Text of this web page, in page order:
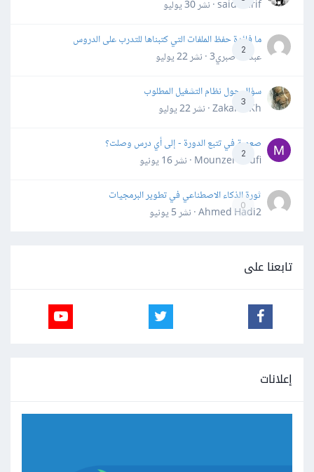
said darif · نشر
30 يوليو
2
ما فائدة حفظ الملفات التي كتبناها للتدرب على الدروس
عبدالله صبري3 · نشر
22 يوليو
3
سؤال حول نظام التشغيل المطلوب
Zakaria Kh · نشر
22 يوليو
2
صعوبة في تتبع الدورة - إلى أي درس وصلت؟
Mounzer Soufi · نشر
16 يونيو
0
ثورة الذكاء الاصطناعي في تطوير البرمجيات
Ahmed Hadi2 · نشر
5 يونيو
تابعنا على
إعلانات